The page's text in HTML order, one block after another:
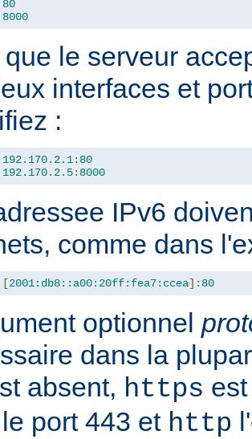
80
8000
que le serveur
interfaces et
:
192.170. 2.1: 80
192.170. 2.5: 8000
IPv6
comme dans
[2001:db8::a00:20ff:fea7:ccea]: 80
optionnel
dans la
absent, https
port 443 et http